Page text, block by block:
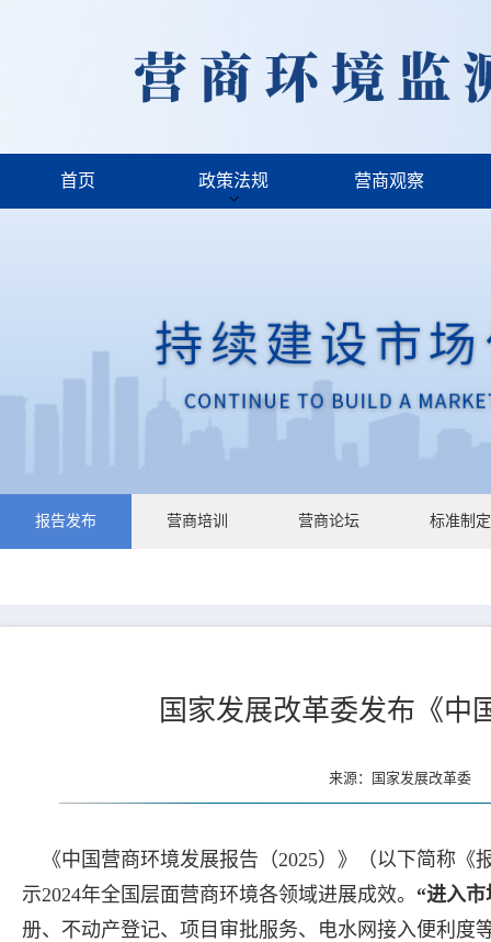
首页 政策法规 营商观察
报告发布 营商培训 营商论坛 标准制定
国家发展改革委发布《中
来源：国家发展改革委
《中国营商环境发展报告（2025）》（以下简称《
示2024年全国层面营商环境各领域进展成效。 “进入
册、不动产登记、项目审批服务、电水网接入便利度